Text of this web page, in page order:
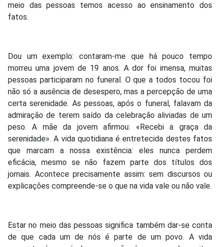
meio das pessoas temos acesso ao ensinamento dos
fatos.
Dou um exemplo: contaram-me que há pouco tempo
morreu uma jovem de 19 anos. A dor foi imensa, muitas
pessoas participaram no funeral. O que a todos tocou foi
não só a ausência de desespero, mas a percepção de uma
certa serenidade. As pessoas, após o funeral, falavam da
admiração de terem saído da celebração aliviadas de um
peso. A mãe da jovem afirmou: «Recebi a graça da
serenidade». A vida quotidiana é entretecida destes fatos
que marcam a nossa existência: eles nunca perdem
eficácia, mesmo se não fazem parte dos títulos dos
jornais. Acontece precisamente assim: sem discursos ou
explicações compreende-se o que na vida vale ou não vale.
Estar no meio das pessoas significa também dar-se conta
de que cada um de nós é parte de um povo. A vida